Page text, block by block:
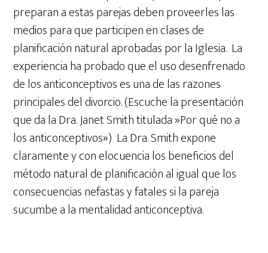
preparan a estas parejas deben proveerles las
medios para que participen en clases de
planificación natural aprobadas por la Iglesia. La
experiencia ha probado que el uso desenfrenado
de los anticonceptivos es una de las razones
principales del divorcio. (Escuche la presentación
que da la Dra. Janet Smith titulada »Por qué no a
los anticonceptivos») La Dra. Smith expone
claramente y con elocuencia los beneficios del
método natural de planificación al igual que los
consecuencias nefastas y fatales si la pareja
sucumbe a la mentalidad anticonceptiva.